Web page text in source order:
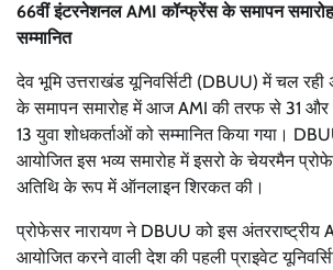
66वीं इंटरनेशनल AMI कॉन्फ्रेंस के समापन समारोह
सम्मानित
देव भूमि उत्तराखंड यूनिवर्सिटी (DBUU) में चल रही
के समापन समारोह में आज AMI की तरफ से 31
13 युवा शोधकर्ताओं को सम्मानित किया गया।
आयोजित इस भव्य समारोह में इसरो के चेयरमैन
अतिथि के रूप में ऑनलाइन शिरकत की।
प्रोफेसर नारायण ने DBUU को इस अंतरराष्ट्रीय
आयोजित करने वाली देश की पहली प्राइवेट